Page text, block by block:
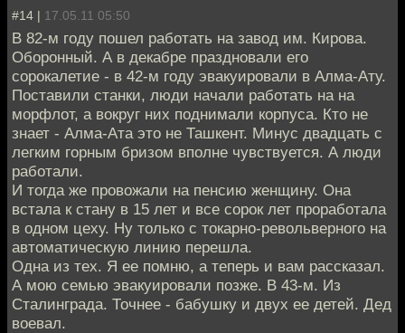
#14 | 17.05.11 05:50
В 82-м году пошел работать на завод им. Кирова.
Оборонный. А в декабре праздновали его
сорокалетие - в 42-м году эвакуировали в Алма-Ату.
Поставили станки, люди начали работать на на
морфлот, а вокруг них поднимали корпуса. Кто не
знает - Алма-Ата это не Ташкент. Минус двадцать с
легким горным бризом вполне чувствуется. А люди
работали.
И тогда же провожали на пенсию женщину. Она
встала к стану в 15 лет и все сорок лет проработала
в одном цеху. Ну только с токарно-револьверного на
автоматическую линию перешла.
Одна из тех. Я ее помню, а теперь и вам рассказал.
А мою семью эвакуировали позже. В 43-м. Из
Сталинграда. Точнее - бабушку и двух ее детей. Дед
воевал.